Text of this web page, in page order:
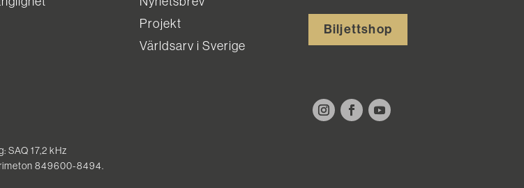
Projekt
Världsarv i Sverige
Biljettshop
SAQ 17,2 kHz
849600-8494.